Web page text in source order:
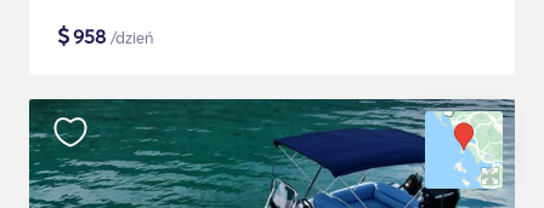
$958 /dzień